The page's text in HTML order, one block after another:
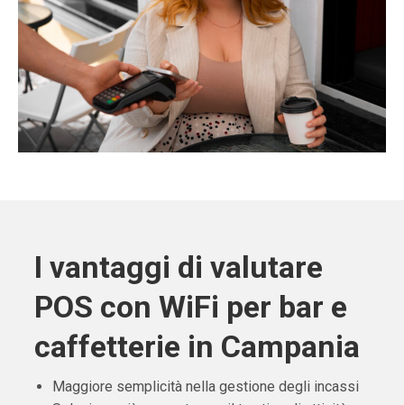
I vantaggi di valutare
POS con WiFi per bar e
caffetterie in Campania
Maggiore semplicità nella gestione degli incassi